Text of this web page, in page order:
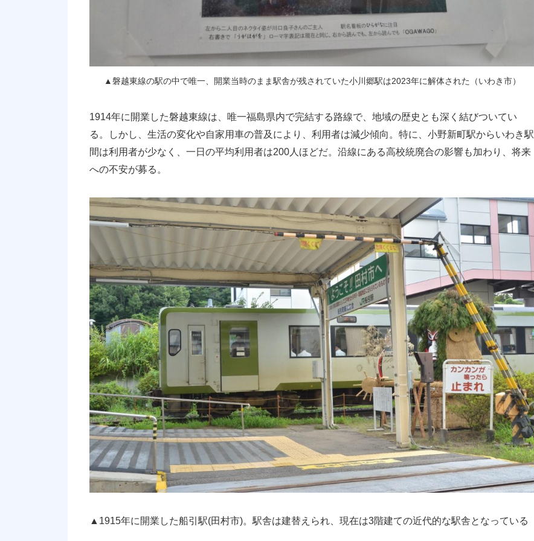
▲磐越東線の駅の中で唯一、開業当時のまま駅舎が残されていた小川郷駅は2023年に解体された（いわき市）
1914年に開業した磐越東線は、唯一福島県内で完結する路線で、地域の歴史とも深く結びついてい
る。しかし、生活の変化や自家用車の普及により、利用者は減少傾向。特に、小野新町駅からいわき駅
間は利用者が少なく、一日の平均利用者は200人ほどだ。沿線にある高校統廃合の影響も加わり、将来
への不安が募る。
▲1915年に開業した船引駅(田村市)。駅舎は建替えられ、現在は3階建ての近代的な駅舎となっている